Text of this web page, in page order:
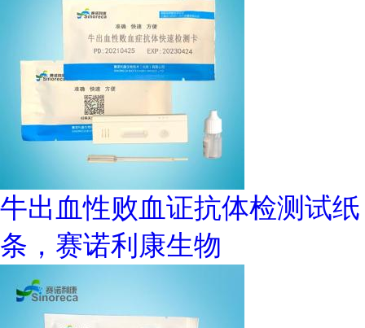
牛出血性败血证抗体检测试纸
条，赛诺利康生物